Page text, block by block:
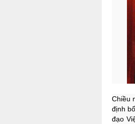
Chiều
định
đạo